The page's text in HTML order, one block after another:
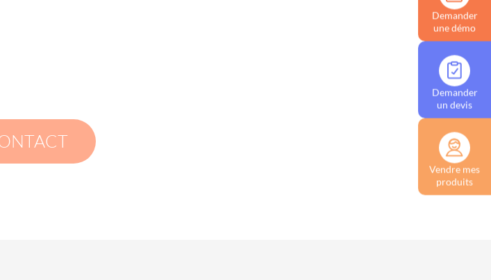
Demander
une démo
Demander
un devis
Vendre mes
produits